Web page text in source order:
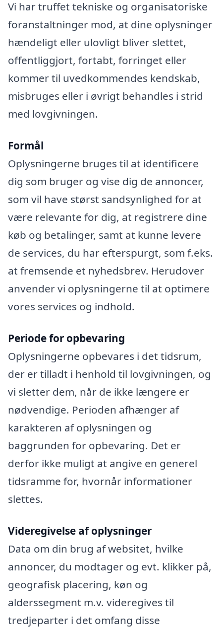
Vi har truffet tekniske og organisatoriske
foranstaltninger mod, at dine oplysninger
hændeligt eller ulovligt bliver slettet,
offentliggjort, fortabt, forringet eller
kommer til uvedkommendes kendskab,
misbruges eller i øvrigt behandles i strid
med lovgivningen.
Formål
Oplysningerne bruges til at identificere
dig som bruger og vise dig de annoncer,
som vil have størst sandsynlighed for at
være relevante for dig, at registrere dine
køb og betalinger, samt at kunne levere
de services, du har efterspurgt, som f.eks.
at fremsende et nyhedsbrev. Herudover
anvender vi oplysningerne til at optimere
vores services og indhold.
Periode for opbevaring
Oplysningerne opbevares i det tidsrum,
der er tilladt i henhold til lovgivningen, og
vi sletter dem, når de ikke længere er
nødvendige. Perioden afhænger af
karakteren af oplysningen og
baggrunden for opbevaring. Det er
derfor ikke muligt at angive en generel
tidsramme for, hvornår informationer
slettes.
Videregivelse af oplysninger
Data om din brug af websitet, hvilke
annoncer, du modtager og evt. klikker på,
geografisk placering, køn og
alderssegment m.v. videregives til
tredjeparter i det omfang disse